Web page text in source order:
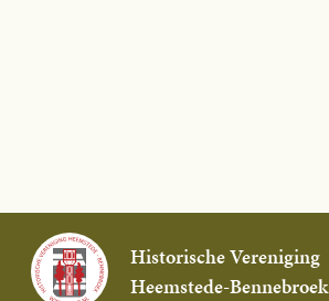
Historische Vereniging
Heemstede-Bennebroek